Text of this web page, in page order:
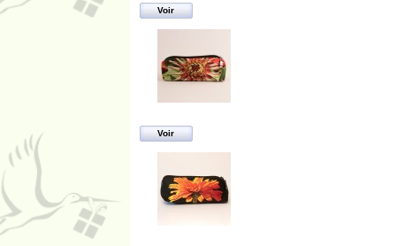
Voir
Voir